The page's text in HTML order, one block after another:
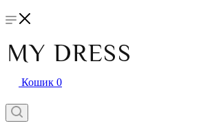
Кошик 0